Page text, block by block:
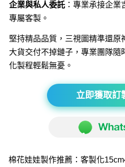
企業與私人委託：專業承接企業
專屬客製。
堅持精品品質，三視圖精準還原
大貨交付不掉鏈子，專業團隊隨
化製程輕鬆無憂。
立即獲取訂
棉花娃娃製作推薦：客製化